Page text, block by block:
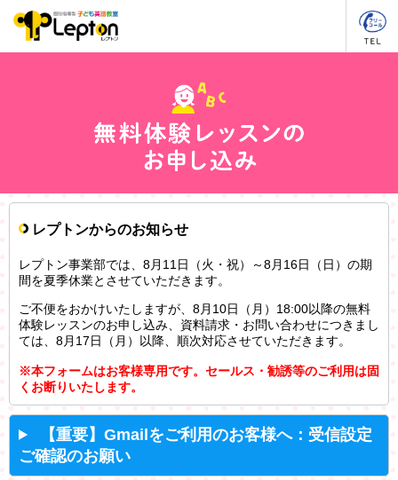
レプトンからのお知らせ
レプトン事業部では、8月11日（火・祝）～8月16日（日）の期
間を夏季休業とさせていただきます。
ご不便をおかけいたしますが、8月10日（月）18:00以降の無料
体験レッスンのお申し込み、資料請求・お問い合わせにつきまし
ては、8月17日（月）以降、順次対応させていただきます。
※本フォームはお客様専用です。セールス・勧誘等のご利用は固
くお断りいたします。
【重要】Gmailをご利用のお客様へ：受信設定
ご確認のお願い